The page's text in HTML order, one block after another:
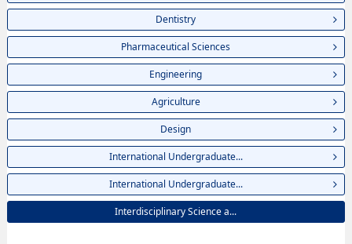
Dentistry
Pharmaceutical Sciences
Engineering
Agriculture
Design
International Undergraduate...
International Undergraduate...
Interdisciplinary Science a...